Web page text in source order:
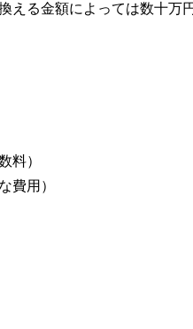
える金額によっては数十万
料）
費用）